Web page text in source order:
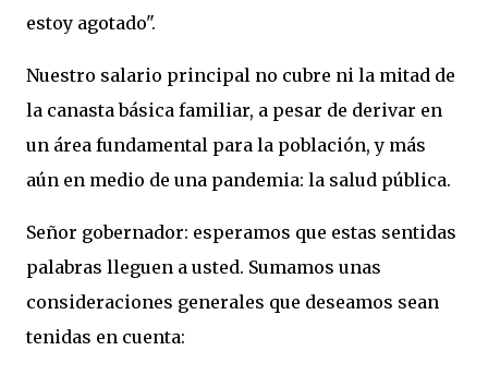
estoy agotado".
Nuestro salario principal no cubre ni la mitad de
la canasta básica familiar, a pesar de derivar en
un área fundamental para la población, y más
aún en medio de una pandemia: la salud pública.
Señor gobernador: esperamos que estas sentidas
palabras lleguen a usted. Sumamos unas
consideraciones generales que deseamos sean
tenidas en cuenta: